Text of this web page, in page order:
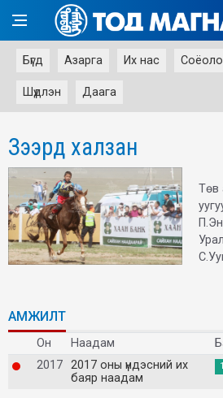
Бүгд Азарга Их нас
Шүдлэн Даага
Зээрд халзан
Төв
АМЖИЛТ
Он Наадам
2017 2017 оны үндэсний их
баяр наадам